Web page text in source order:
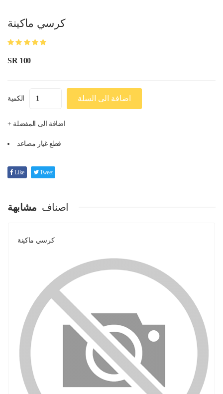
كرسي ماكينة
SR 100
الكمية اضافة الى السلة
+ اضافة الى المفضلة
قطع غيار مصاعد
Like Tweet
اصناف مشابهة
كرسي ماكينة